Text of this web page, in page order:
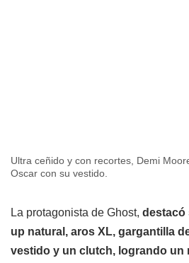
Ultra ceñido y con recortes, Demi
Oscar con su vestido.
La protagonista de Ghost, destacó
up natural, aros XL, gargantilla
vestido y un clutch, logrando un